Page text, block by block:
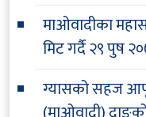
माओवादीका
मिट गर्दै२९ पुष
ग्यासको सहज